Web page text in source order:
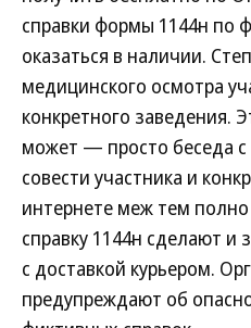
справки формы 1144н по
оказаться в наличии.
медицинского осмотра
конкретного заведения.
может — просто беседа с
совести участника и
интернете меж тем
справку 1144н сделают и
с доставкой курьером.
предупреждают об